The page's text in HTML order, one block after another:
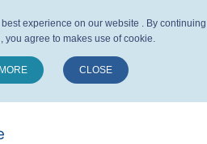
experience on our website . By continuing
you agree to makes use of cookie.
CLOSE